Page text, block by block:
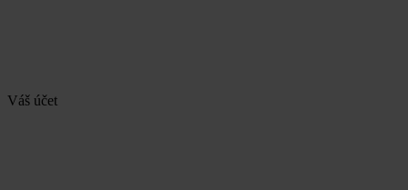
Váš účet